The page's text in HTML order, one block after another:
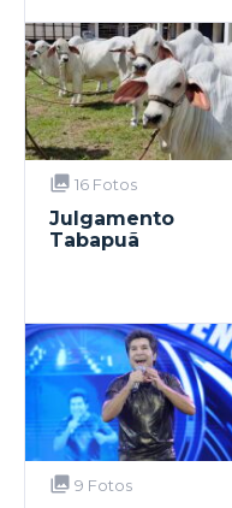
16 Fotos
Julgamento
Tabapuã
9 Fotos